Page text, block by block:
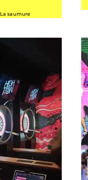
La saumure